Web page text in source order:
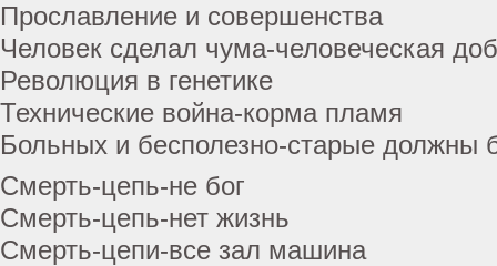
Прославление и совершенства
Человек сделал чума-человеческая
Революция в генетике
Технические война-корма пламя
Больных и бесполезно-старые должны
Смерть-цепь-не бог
Смерть-цепь-нет жизнь
Смерть-цепи-все зал машина